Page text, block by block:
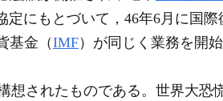
定にもとづいて，46年6月に国
基金（IMF）が同じく業務を開
されたものである。世界大恐